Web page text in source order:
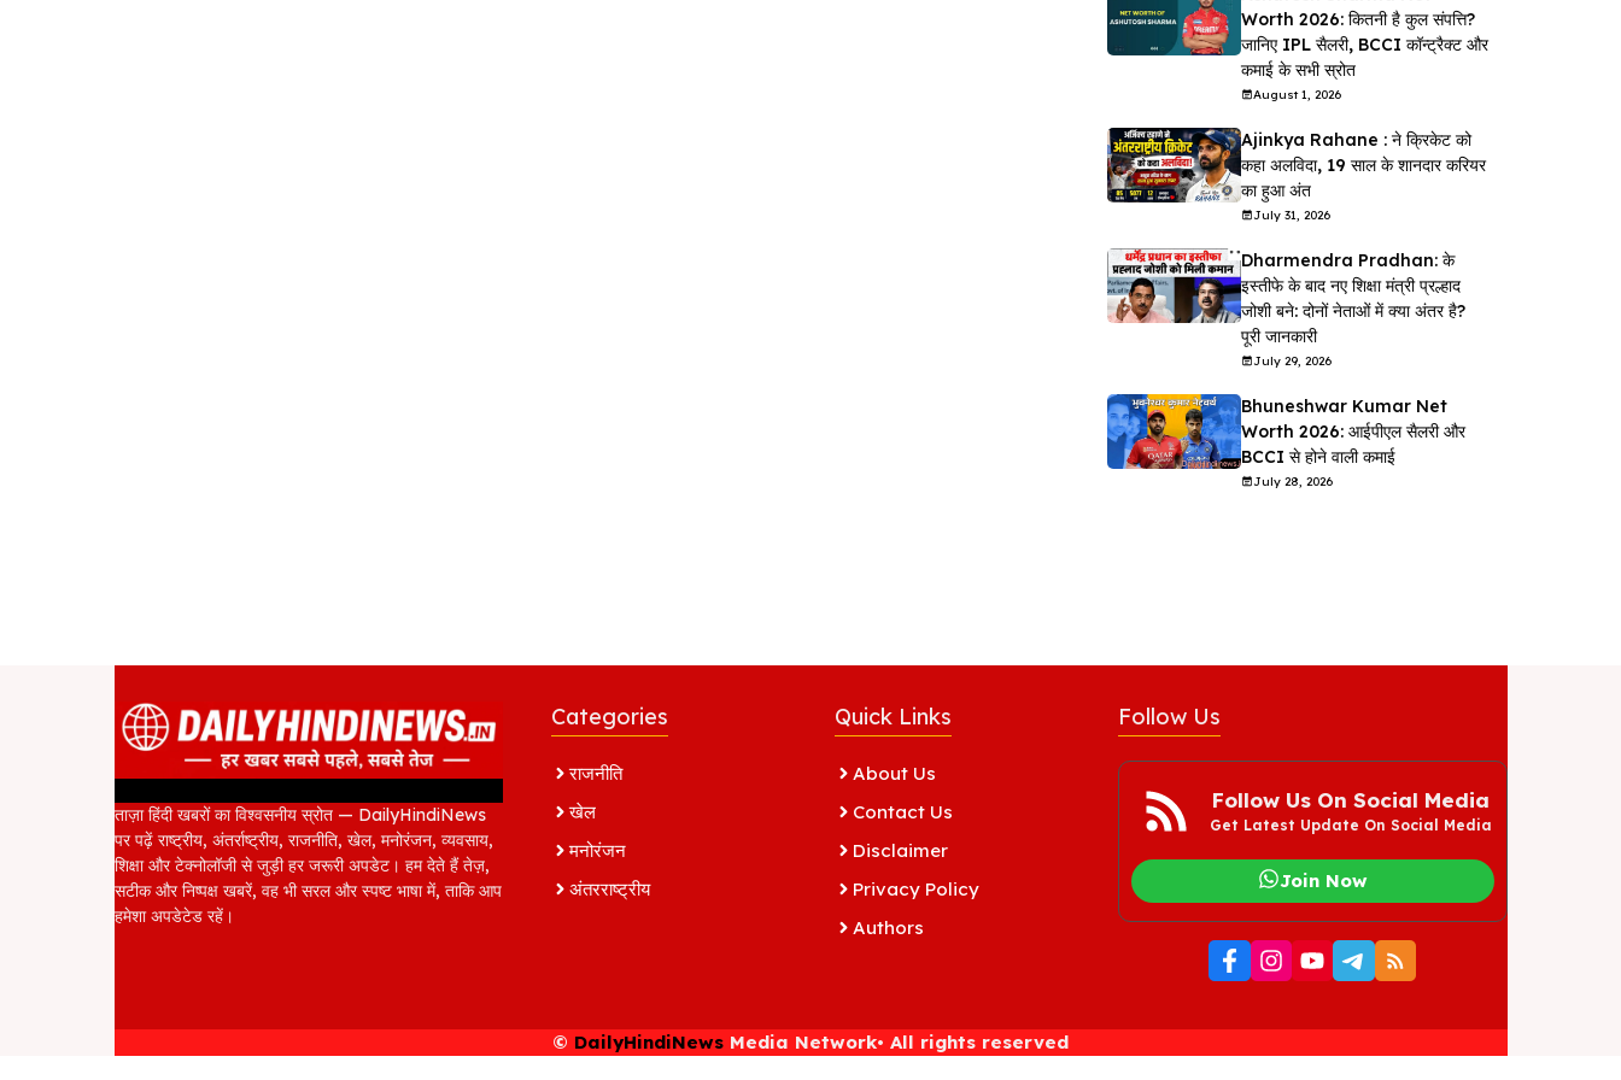
Worth 2026: कितनी है कुल संपत्ति?
जानिए IPL सैलरी, BCCI कॉन्ट्रैक्ट और
कमाई के सभी स्रोत
August 1, 2026
Ajinkya Rahane : ने क्रिकेट को
कहा अलविदा, 19 साल के शानदार करियर
का हुआ अंत
July 31, 2026
Dharmendra Pradhan: के
इस्तीफे के बाद नए शिक्षा मंत्री प्रल्हाद
जोशी बने: दोनों नेताओं में क्या अंतर है?
पूरी जानकारी
July 29, 2026
Bhuneshwar Kumar Net
Worth 2026: आईपीएल सैलरी और
BCCI से होने वाली कमाई
July 28, 2026
ताज़ा हिंदी खबरों का विश्वसनीय स्रोत — DailyHindiNews
पर पढ़ें राष्ट्रीय, अंतर्राष्ट्रीय, राजनीति, खेल, मनोरंजन, व्यवसाय,
शिक्षा और टेक्नोलॉजी से जुड़ी हर जरूरी अपडेट। हम देते हैं तेज़,
सटीक और निष्पक्ष खबरें, वह भी सरल और स्पष्ट भाषा में, ताकि आप
हमेशा अपडेटेड रहें।
Categories
राजनीति
खेल
मनोरंजन
अंतरराष्ट्रीय
Quick Links
About Us
Contact Us
Disclaimer
Privacy Policy
Authors
Follow Us
Follow Us On Social Media
Get Latest Update On Social Media
Join Now
© DailyHindiNews Media Network• All rights reserved